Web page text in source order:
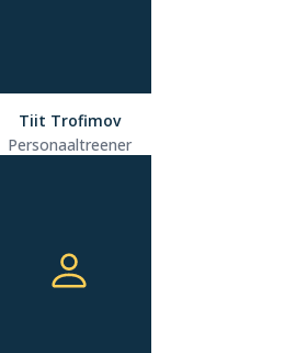
Tiit Trofimov
Personaaltreener